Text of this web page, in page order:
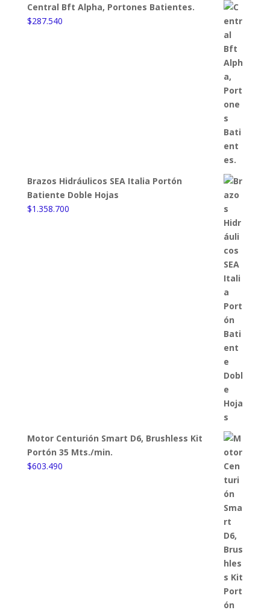
Central Bft Alpha, Portones Batientes.
$287.540
Brazos Hidráulicos SEA Italia Portón
Batiente Doble Hojas
$1.358.700
Motor Centurión Smart D6, Brushless Kit
Portón 35 Mts./min.
$603.490